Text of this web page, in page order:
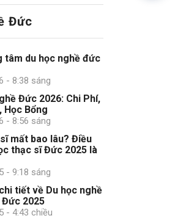
Đức
tâm du học nghề đức
- 8:38 sáng
Đức 2026: Chi Phí,
Học Bổng
- 8:56 sáng
mất bao lâu? Điều
thạc sĩ Đức 2025 là
- 9:18 sáng
tiết về Du học nghề
Đức 2025
- 4:43 chiều